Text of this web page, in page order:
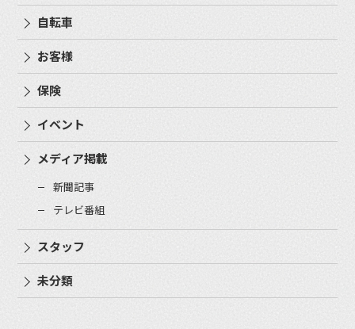
自転車
お客様
保険
イベント
メディア掲載
新聞記事
テレビ番組
スタッフ
未分類